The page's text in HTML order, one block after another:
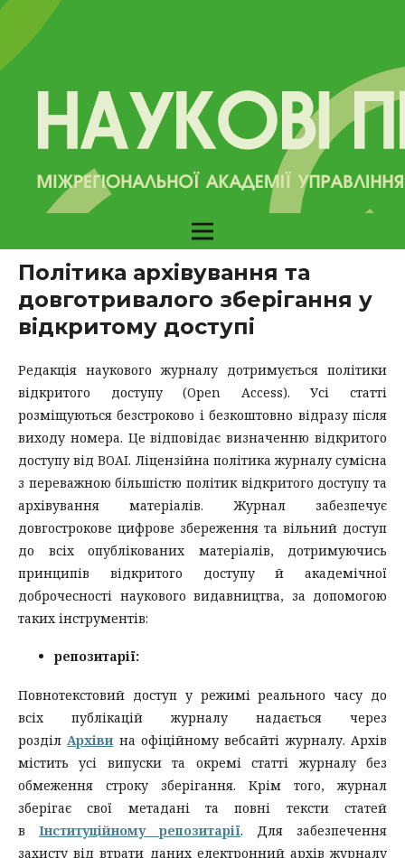
Політика архівування та
довготривалого зберігання у
відкритому доступі
Редакція наукового журналу дотримується політики
відкритого доступу (Open Access). Усі статті
розміщуються безстроково і безкоштовно відразу після
виходу номера. Це відповідає визначенню відкритого
доступу від BOAI. Ліцензійна політика журналу сумісна
з переважною більшістю політик відкритого доступу та
архівування матеріалів. Журнал забезпечує
довгострокове цифрове збереження та вільний доступ
до всіх опублікованих матеріалів, дотримуючись
принципів відкритого доступу й академічної
доброчесності наукового видавництва, за допомогою
таких інструментів:
репозитарії:
Повнотекстовий доступ у режимі реального часу до
всіх публікацій журналу надається через
розділАрхівина офіційному вебсайті журналу. Архів
містить усі випуски та окремі статті журналу без
обмеження строку зберігання. Крім того, журнал
зберігає свої метадані та повні тексти статей
в Інституційному репозитарії. Для забезпечення
захисту від втрати даних електронний архів журналу